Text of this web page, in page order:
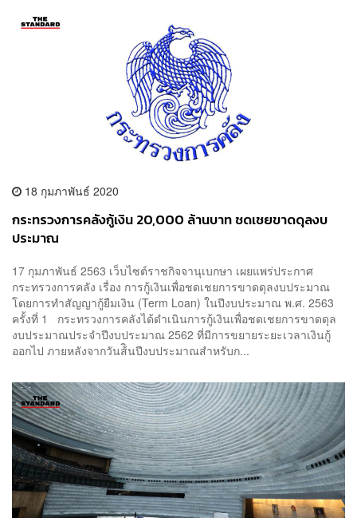
18 กุมภาพันธ์ 2020
กระทรวงการคลังกู้เงิน 20,000 ล้านบาท ชดเชยขาดดุลงบ
ประมาณ
17 กุมภาพันธ์ 2563 เว็บไซต์ราชกิจจานุเบกษา เผยแพร่ประกาศ
กระทรวงการคลัง เรื่อง การกู้เงินเพื่อชดเชยการขาดดุลงบประมาณ
โดยการทำสัญญากู้ยืมเงิน (Term Loan) ในปีงบประมาณ พ.ศ. 2563
ครั้งที่ 1 กระทรวงการคลังได้ดำเนินการกู้เงินเพื่อชดเชยการขาดดุล
งบประมาณประจำปีงบประมาณ 2562 ที่มีการขยายระยะเวลาเงินกู้
ออกไป ภายหลังจากวันส้ินปีงบประมาณสำหรับก...